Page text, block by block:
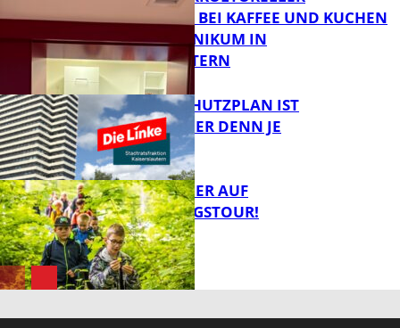
FB News
FB Gesundheit
TREFFPUNKT BEI KAFFEE UND KUCHEN
IM PFALZKLINIKUM IN
KAISERSLAUTERN
FB News
EIN HITZESCHUTZPLAN IST
NOTWENDIGER DENN JE
MIT DEM JÄGER AUF
ENTDECKUNGSTOUR!